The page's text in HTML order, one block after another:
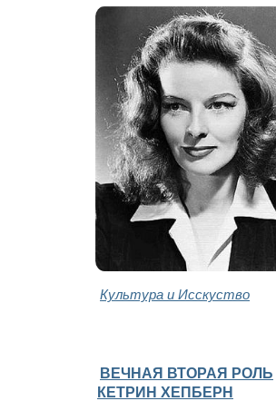
Культура и Исскуство
ВЕЧНАЯ ВТОРАЯ РОЛЬ
КЕТРИН ХЕПБЕРН